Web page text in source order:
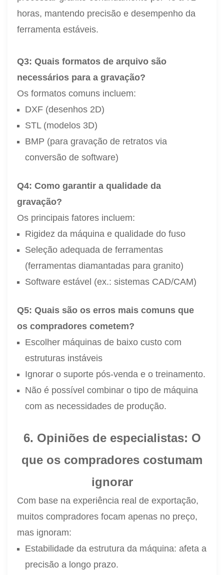
horas, mantendo precisão e desempenho da
ferramenta estáveis.
Q3: Quais formatos de arquivo são
necessários para a gravação?
Os formatos comuns incluem:
DXF (desenhos 2D)
STL (modelos 3D)
BMP (para gravação de retratos via
conversão de software)
Q4: Como garantir a qualidade da
gravação?
Os principais fatores incluem:
Rigidez da máquina e qualidade do fuso
Seleção adequada de ferramentas
(ferramentas diamantadas para granito)
Software estável (ex.: sistemas CAD/CAM)
Q5: Quais são os erros mais comuns que
os compradores cometem?
Escolher máquinas de baixo custo com
estruturas instáveis
Ignorar o suporte pós-venda e o treinamento.
Não é possível combinar o tipo de máquina
com as necessidades de produção.
6. Opiniões de especialistas: O
que os compradores costumam
ignorar
Com base na experiência real de exportação,
muitos compradores focam apenas no preço,
mas ignoram:
Estabilidade da estrutura da máquina: afeta a
precisão a longo prazo.